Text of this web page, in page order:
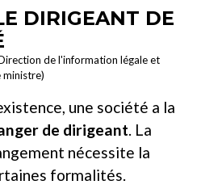
DIRIGEANT DE
de l'information légale et
ministre)
une société a la
de dirigeant. La
nécessite la
formalités.